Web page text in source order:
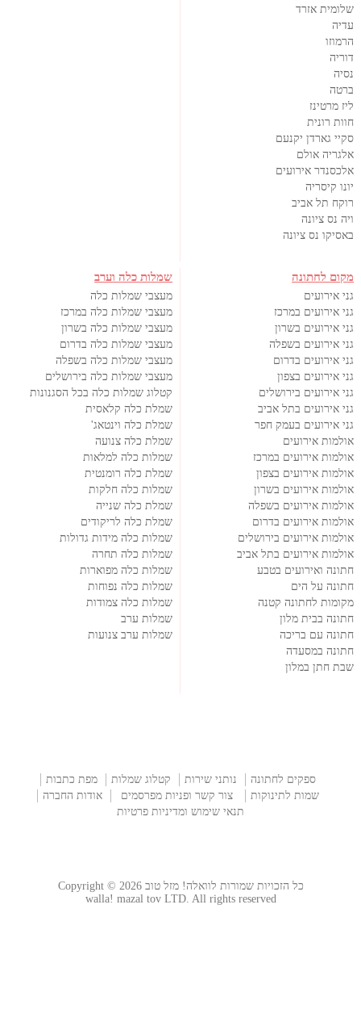
שלומית אזרד
עדיה
הרמוזו
דוריה
נסיה
ברטה
ליז מרטינז
חוות רונית
סקיי גארדן יקנעם
אלגריה אולם
אלכסנדר אירועים
יונו קיסריה
רוקח תל אביב
ויה נס ציונה
באסיקו נס ציונה
מקום לחתונה
גני אירועים
גני אירועים במרכז
גני אירועים בשרון
גני אירועים בשפלה
גני אירועים בדרום
גני אירועים בצפון
גני אירועים בירושלים
גני אירועים בתל אביב
גני אירועים בעמק חפר
אולמות אירועים
אולמות אירועים במרכז
אולמות אירועים בצפון
אולמות אירועים בשרון
אולמות אירועים בשפלה
אולמות אירועים בדרום
אולמות אירועים בירושלים
אולמות אירועים בתל אביב
חתונה ואירועים בטבע
חתונה על הים
מקומות לחתונה קטנה
חתונה בבית מלון
חתונה עם בריכה
חתונה במסעדה
שבת חתן במלון
שמלות כלה וערב
מעצבי שמלות כלה
מעצבי שמלות כלה במרכז
מעצבי שמלות כלה בשרון
מעצבי שמלות כלה בדרום
מעצבי שמלות כלה בשפלה
מעצבי שמלות כלה בירושלים
קטלוג שמלות כלה בכל הסגנונות
שמלת כלה קלאסית
שמלת כלה וינטאג'
שמלת כלה צנועה
שמלות כלה למלאות
שמלת כלה רומנטית
שמלות כלה חלקות
שמלת כלה שנייה
שמלת כלה לריקודים
שמלות כלה מידות גדולות
שמלות כלה תחרה
שמלות כלה מפוארות
שמלות כלה נפוחות
שמלות כלה צמודות
שמלות ערב
שמלות ערב צנועות
ספקים לחתונה נותני שירות קטלוג שמלות
מפת כתבות
שמות לתינוקות
צור קשר ופניות מפרסמים
אודות החברה
תנאי שימוש ומדיניות פרטיות
כל הזכויות שמורות לוואלה! מזל טוב Copyright © 2026
walla! mazal tov LTD. All rights reserved